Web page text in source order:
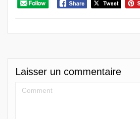
Laisser un commentaire